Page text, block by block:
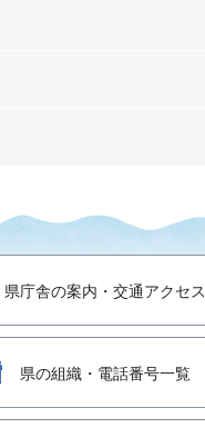
県庁舎の案内・交通アクセス
県の組織・電話番号一覧